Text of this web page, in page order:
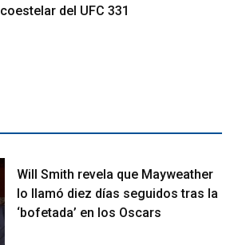
coestelar del UFC 331
Will Smith revela que Mayweather
lo llamó diez días seguidos tras la
‘bofetada’ en los Oscars